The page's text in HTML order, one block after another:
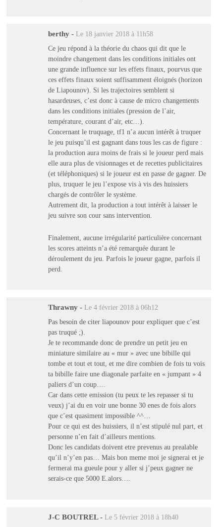
berthy - Le 18 janvier 2018 à 11h58
Ce jeu répond à la théorie du chaos qui dit que le
moindre changement dans les conditions initiales ont
une grande influence sur les effets finaux, pourvus que
ces effets finaux soient suffisamment éloignés (horizon
de Liapounov). Si les trajectoires semblent si
hasardeuses, c’est donc à cause de micro changements
dans les conditions initiales (pression de l’air,
température, courant d’air, etc…).
Concernant le truquage, tf1 n’a aucun intérêt à truquer
le jeu puisqu’il est gagnant dans tous les cas de figure :
la production aura moins de frais si le joueur perd mais
elle aura plus de visionnages et de recettes publicitaires
(et téléphoniques) si le joueur est en passe de gagner. De
plus, truquer le jeu l’expose vis à vis des huissiers
chargés de contrôler le système.
Autrement dit, la production a tout intérêt à laisser le
jeu suivre son cour sans intervention.
Finalement, aucune irrégularité particulière concernant
les scores atteints n’a été remarquée durant le
déroulement du jeu. Parfois le joueur gagne, parfois il
perd.
Thrawny - Le 4 février 2018 à 06h12
Pas besoin de citer liapounov pour expliquer que c’est
pas truqué ;).
Je te recommande donc de prendre un petit jeu en
miniature similaire au « mur » avec une bibille qui
tombe et tout et tout, et me dire combien de fois tu vois
ta bibille faire une diagonale parfaite en « jumpant » 4
paliers d’un coup….
Car dans cette emission (tu peux te les repasser si tu
veux) j’ai du en voir une bonne 30 enes de fois alors
que c’est quasiment impossible ^^…
Pour ce qui est des huissiers, il n’est stipulé nul part, et
personne n’en fait d’ailleurs mentions.
Donc les candidats doivent etre prevenus au prealable
qu’il n’y’en pas… Mais bon meme moi je signerai et je
fermerai ma gueule pour y aller si j’peux gagner ne
serais-ce que 5000 E.alors….
J-C BOUTREL - Le 5 février 2018 à 18h40